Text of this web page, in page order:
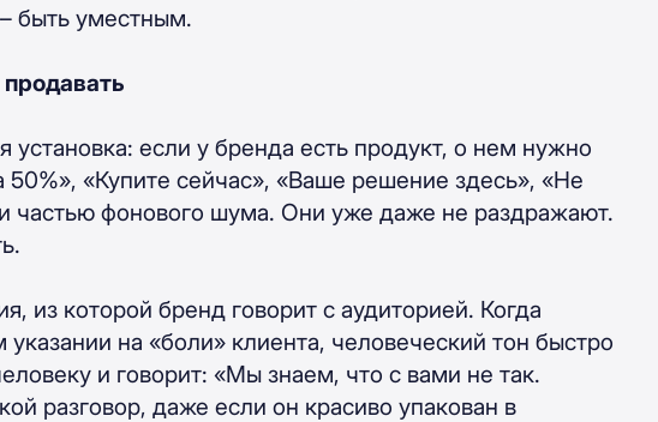
быть уместным.
установка: если у бренда есть продукт, о нем нужно
«Купите сейчас», «Ваше решение здесь», «Не
частью фонового шума. Они уже даже не раздражают.
из которой бренд говорит с аудиторией. Когда
на «боли» клиента, человеческий тон быстро
и говорит: «Мы знаем, что с вами не так.
разговор, даже если он красиво упакован в